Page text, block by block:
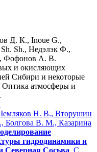
Д. К., Inoue G.,
Sh., Недэлэк Ф.,
Фофонов А. В.
и окисляющих
Сибири и некоторые
Оптика атмосферы и
Н. В., Вторушин
В. М., Казарина
гидродинамики и
Северная Сосьва . С.